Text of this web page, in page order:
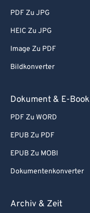
PDF Zu JPG
HEIC Zu JPG
Image Zu PDF
Bildkonverter
Dokument & E-Book
PDF Zu WORD
EPUB Zu PDF
EPUB Zu MOBI
Dokumentenkonverter
Archiv & Zeit